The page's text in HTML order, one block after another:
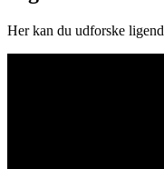
Her kan du udforske